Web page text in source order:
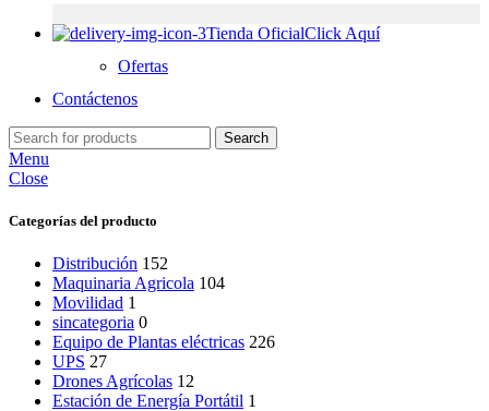
Tienda OficialClick Aquí
Ofertas
Contáctenos
Search
Menu
Close
Categorías del producto
Distribución 152
Maquinaria Agricola 104
Movilidad 1
sincategoria 0
Equipo de Plantas eléctricas 226
UPS 27
Drones Agrícolas 12
Estación de Energía Portátil 1